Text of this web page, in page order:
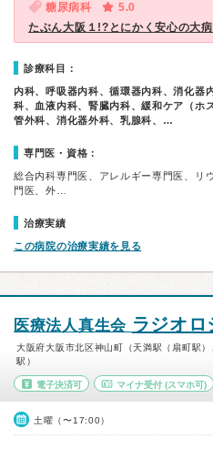
糖尿病科
5.0
たぶん大阪１!?とにかく安心の大
診療科目：
内科、呼吸器内科、循環器内科、消化器
科、血液内科、腎臓内科、緩和ケア（ホ
管外科、消化器外科、乳腺科、…
専門医・資格：
総合内科専門医、アレルギー専門医、リ
門医、外…
治療実績
この病院の治療実績を見る
医療法人真生会 ラジオ
大阪府大阪市北区神山町（天満駅（扇町駅
駅）
電子決済可 マイナ受付(スマホ可)
土曜（〜17:00）